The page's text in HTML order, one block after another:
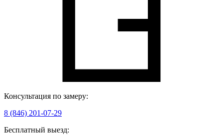
Консультация по замеру:
8 (846) 201-07-29
Бесплатный выезд: